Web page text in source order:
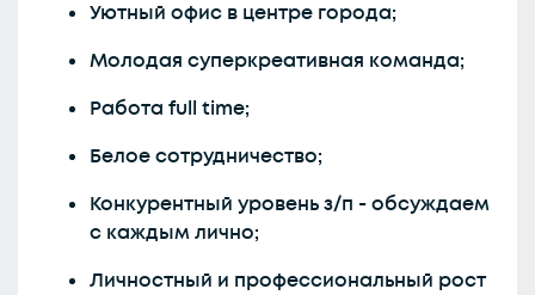
Уютный офис в центре города;
Молодая суперкреативная команда;
Работа full time;
Белое сотрудничество;
Конкурентный уровень з/п - обсуждаем
с каждым лично;
Личностный и профессиональный рост